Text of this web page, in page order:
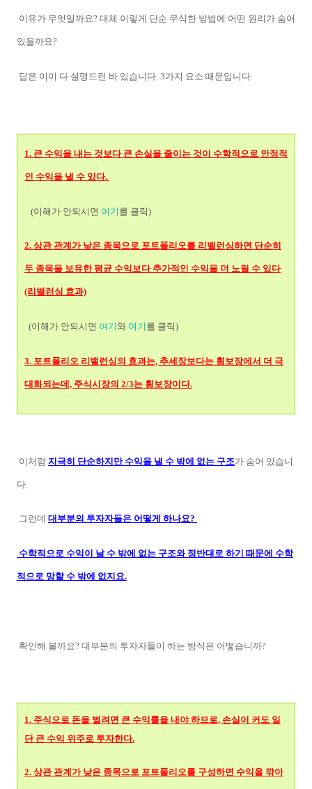
이유가 무엇일까요? 대체 이렇게 단순 무식한 방법에 어떤 원리가 숨어
있을까요?
답은 이미 다 설명드린 바 있습니다. 3가지 요소 때문입니다.
1. 큰 수익을 내는 것보다 큰 손실을 줄이는 것이 수학적으로 안정적
인 수익을 낼 수 있다.
(이해가 안되시면 여기 를 클릭)
2. 상관 관계가 낮은 종목으로 포트폴리오를 리밸런싱하면 단순히
두 종목을 보유한 평균 수익보다 추가적인 수익을 더 노릴 수 있다
(리밸런싱 효과)
(이해가 안되시면 여기 와 여기 를 클릭)
3. 포트폴리오 리밸런싱의 효과는, 추세장보다는 횡보장에서 더 극
대화되는데, 주식시장의 2/3는 횡보장이다.
이처럼 지극히 단순하지만 수익을 낼 수 밖에 없는 구조가 숨어 있습니
다.
그런데 대부분의 투자자들은 어떻게 하나요?
수학적으로 수익이 날 수 밖에 없는 구조와 정반대로 하기 때문에 수학
적으로 망할 수 밖에 없지요.
확인해 볼까요? 대부분의 투자자들이 하는 방식은 어떻습니까?
1. 주식으로 돈을 벌려면 큰 수익률을 내야 하므로, 손실이 커도 일
단 큰 수익 위주로 투자한다.
2. 상관 관계가 낮은 종목으로 포트폴리오를 구성하면 수익을 깎아